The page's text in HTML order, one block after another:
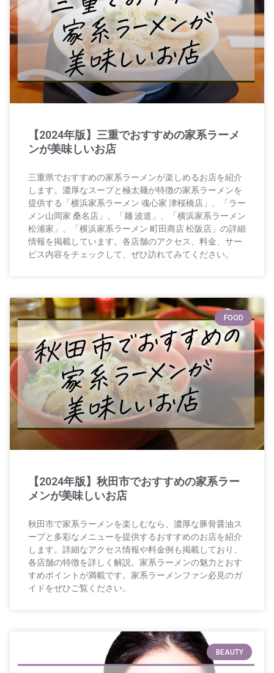
【2024年版】三重でおすすめの家系ラーメ
ンが美味しいお店
三重県でおすすめの家系ラーメンが楽しめるお店を紹介
します。濃厚なスープと極太麺が特徴の家系ラーメンを
提供する「横浜家系ラーメン 魂心家 津桜橋店」、「ラー
メン山岡家 桑名店」、「麺 波道」、「横浜家系ラーメン
松浦家」、「横浜家系ラーメン 町田商店 松阪店」の詳細
情報を掲載しています。各店舗のアクセス、料金、サー
ビス内容をチェックして、ぜひ訪れてみてください。
FOOD
【2024年版】秋田市でおすすめの家系ラー
メンが美味しいお店
秋田市で家系ラーメンを楽しむなら、濃厚な豚骨醤油ス
ープと多彩なメニューを提供するおすすめのお店を紹介
します。詳細なアクセス情報や料金例も掲載しており、
各店舗の特徴を詳しく解説。家系ラーメンの魅力とおす
すめポイントが満載です。家系ラーメンファン必見のガ
イドをぜひご覧ください。
BEAUTY